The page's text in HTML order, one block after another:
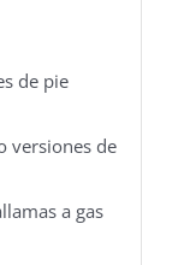
de pie
versiones de
a gas